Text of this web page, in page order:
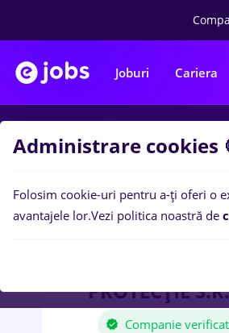
Joburi Cariera
PROTECŢIE
Companie
Administrare cookies
Folosim cookie-uri pentru a-ți oferi o
avantajele lor.Vezi politica noastră de